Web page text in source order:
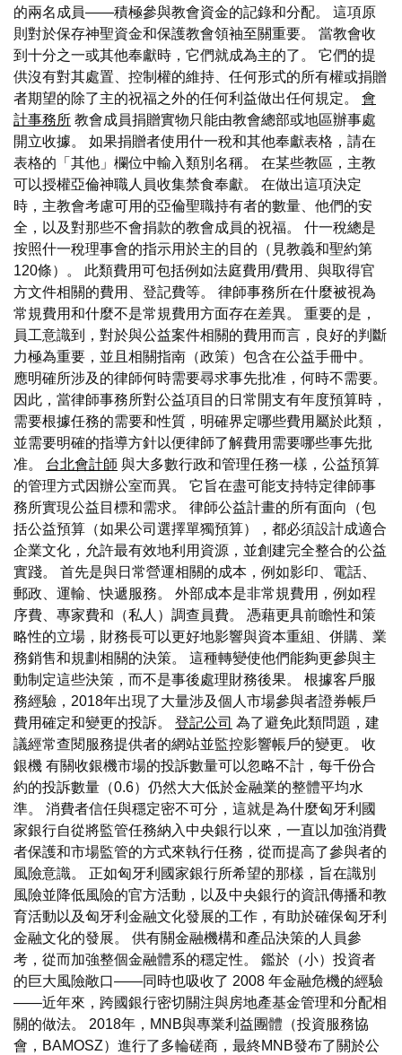
的兩名成員——積極參與教會資金的記錄和分配。 這項原
則對於保存神聖資金和保護教會領袖至關重要。 當教會收
到十分之一或其他奉獻時，它們就成為主的了。 它們的提
供沒有對其處置、控制權的維持、任何形式的所有權或捐贈
者期望的除了主的祝福之外的任何利益做出任何規定。 會
計事務所 教會成員捐贈實物只能由教會總部或地區辦事處
開立收據。 如果捐贈者使用什一稅和其他奉獻表格，請在
表格的「其他」欄位中輸入類別名稱。 在某些教區，主教
可以授權亞倫神職人員收集禁食奉獻。 在做出這項決定
時，主教會考慮可用的亞倫聖職持有者的數量、他們的安
全，以及對那些不會捐款的教會成員的祝福。 什一稅總是
按照什一稅理事會的指示用於主的目的（見教義和聖約第
120條）。 此類費用可包括例如法庭費用/費用、與取得官
方文件相關的費用、登記費等。 律師事務所在什麼被視為
常規費用和什麼不是常規費用方面存在差異。 重要的是，
員工意識到，對於與公益案件相關的費用而言，良好的判斷
力極為重要，並且相關指南（政策）包含在公益手冊中。
應明確所涉及的律師何時需要尋求事先批准，何時不需要。
因此，當律師事務所對公益項目的日常開支有年度預算時，
需要根據任務的需要和性質，明確界定哪些費用屬於此類，
並需要明確的指導方針以便律師了解費用需要哪些事先批
准。 台北會計師 與大多數行政和管理任務一樣，公益預算
的管理方式因辦公室而異。 它旨在盡可能支持特定律師事
務所實現公益目標和需求。 律師公益計畫的所有面向（包
括公益預算（如果公司選擇單獨預算），都必須設計成適合
企業文化，允許最有效地利用資源，並創建完全整合的公益
實踐。 首先是與日常營運相關的成本，例如影印、電話、
郵政、運輸、快遞服務。 外部成本是非常規費用，例如程
序費、專家費和（私人）調查員費。 憑藉更具前瞻性和策
略性的立場，財務長可以更好地影響與資本重組、併購、業
務銷售和規劃相關的決策。 這種轉變使他們能夠更參與主
動制定這些決策，而不是事後處理財務後果。 根據客戶服
務經驗，2018年出現了大量涉及個人市場參與者證券帳戶
費用確定和變更的投訴。 登記公司 為了避免此類問題，建
議經常查閱服務提供者的網站並監控影響帳戶的變更。 收
銀機 有關收銀機市場的投訴數量可以忽略不計，每千份合
約的投訴數量（0.6）仍然大大低於金融業的整體平均水
準。 消費者信任與穩定密不可分，這就是為什麼匈牙利國
家銀行自從將監管任務納入中央銀行以來，一直以加強消費
者保護和市場監管的方式來執行任務，從而提高了參與者的
風險意識。 正如匈牙利國家銀行所希望的那樣，旨在識別
風險並降低風險的官方活動，以及中央銀行的資訊傳播和教
育活動以及匈牙利金融文化發展的工作，有助於確保匈牙利
金融文化的發展。 供有關金融機構和產品決策的人員參
考，從而加強整個金融體系的穩定性。 鑑於（小）投資者
的巨大風險敞口——同時也吸收了 2008 年金融危機的經驗
——近年來，跨國銀行密切關注與房地產基金管理和分配相
關的做法。 2018年，MNB與專業利益團體（投資服務協
會，BAMOSZ）進行了多輪磋商，最終MNB發布了關於公